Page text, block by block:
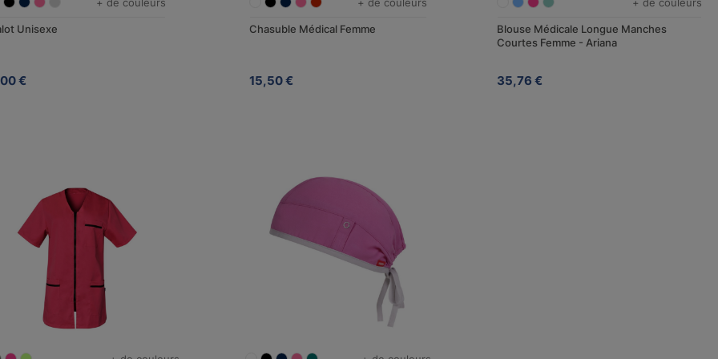
Unisexe
€
Chasuble Médical Femme
15,50 €
Blouse Médicale Longue Manches
Courtes Femme - Ariana
35,76 €